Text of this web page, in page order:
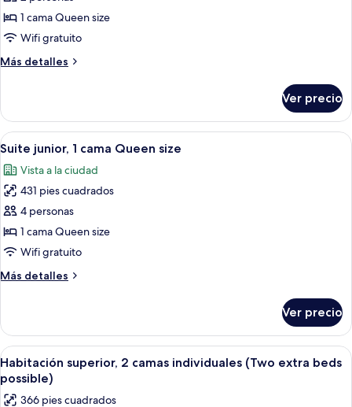
de
Habitación
estándar,
1
Queen
size
1 cama Queen size
Wifi gratuito
Más detalles
Más
estándar,
cama
Queen
size
Ver precio
Abrir
todas
las
fotos
de
Suite
junior,
cama
Habitación de hotel con una cama
6
Suite junior, 1 cama Queen size
Vista a la ciudad
431 pies cuadrados
4 personas
1 cama Queen size
Wifi gratuito
Más detalles
Más
junior,
cama
Queen
size
Ver precio
Abrir
todas
las
Ropa de cama hipoalergénica,
5
Habitación superior, 2 camas individuales (Two extra beds
possible)
366 pies cuadrados